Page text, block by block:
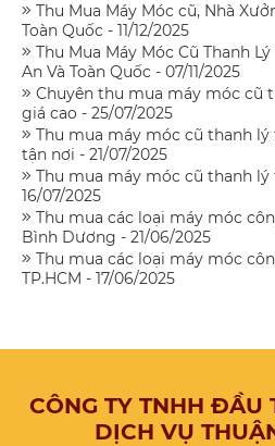
Thu Mua Máy Móc cũ, Nhà
Toàn Quốc - 11/12/2025
Thu Mua Máy Móc Cũ Thanh
An Và Toàn Quốc - 07/11/2025
Chuyên thu mua máy móc cũ
giá cao - 25/07/2025
Thu mua máy móc cũ thanh
tận nơi - 21/07/2025
Thu mua máy móc cũ thanh lý
16/07/2025
Thu mua các loại máy móc
Bình Dương - 21/06/2025
Thu mua các loại máy móc
TP.HCM - 17/06/2025
CÔNG TY TNHH ĐẦU
DỊCH VỤ